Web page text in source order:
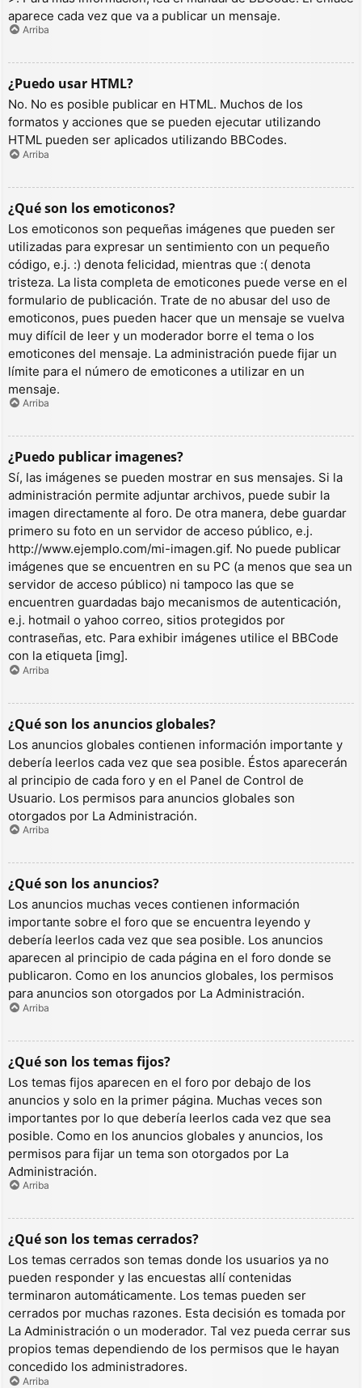
aparece cada vez que va a publicar un mensaje.
Arriba
¿Puedo usar HTML?
No. No es posible publicar en HTML. Muchos de los
formatos y acciones que se pueden ejecutar utilizando
HTML pueden ser aplicados utilizando BBCodes.
Arriba
¿Qué son los emoticonos?
Los emoticonos son pequeñas imágenes que pueden ser
utilizadas para expresar un sentimiento con un pequeño
código, e.j. :) denota felicidad, mientras que :( denota
tristeza. La lista completa de emoticones puede verse en el
formulario de publicación. Trate de no abusar del uso de
emoticonos, pues pueden hacer que un mensaje se vuelva
muy difícil de leer y un moderador borre el tema o los
emoticones del mensaje. La administración puede fijar un
límite para el número de emoticones a utilizar en un
mensaje.
Arriba
¿Puedo publicar imagenes?
Sí, las imágenes se pueden mostrar en sus mensajes. Si la
administración permite adjuntar archivos, puede subir la
imagen directamente al foro. De otra manera, debe guardar
primero su foto en un servidor de acceso público, e.j.
http://www.ejemplo.com/mi-imagen.gif. No puede publicar
imágenes que se encuentren en su PC (a menos que sea un
servidor de acceso público) ni tampoco las que se
encuentren guardadas bajo mecanismos de autenticación,
e.j. hotmail o yahoo correo, sitios protegidos por
contraseñas, etc. Para exhibir imágenes utilice el BBCode
con la etiqueta [img].
Arriba
¿Qué son los anuncios globales?
Los anuncios globales contienen información importante y
debería leerlos cada vez que sea posible. Éstos aparecerán
al principio de cada foro y en el Panel de Control de
Usuario. Los permisos para anuncios globales son
otorgados por La Administración.
Arriba
¿Qué son los anuncios?
Los anuncios muchas veces contienen información
importante sobre el foro que se encuentra leyendo y
debería leerlos cada vez que sea posible. Los anuncios
aparecen al principio de cada página en el foro donde se
publicaron. Como en los anuncios globales, los permisos
para anuncios son otorgados por La Administración.
Arriba
¿Qué son los temas fijos?
Los temas fijos aparecen en el foro por debajo de los
anuncios y solo en la primer página. Muchas veces son
importantes por lo que debería leerlos cada vez que sea
posible. Como en los anuncios globales y anuncios, los
permisos para fijar un tema son otorgados por La
Administración.
Arriba
¿Qué son los temas cerrados?
Los temas cerrados son temas donde los usuarios ya no
pueden responder y las encuestas allí contenidas
terminaron automáticamente. Los temas pueden ser
cerrados por muchas razones. Esta decisión es tomada por
La Administración o un moderador. Tal vez pueda cerrar sus
propios temas dependiendo de los permisos que le hayan
concedido los administradores.
Arriba